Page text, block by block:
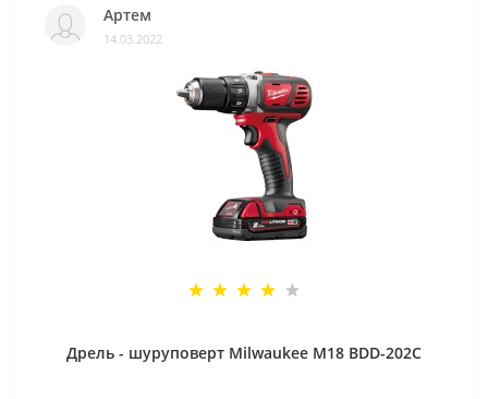
Артем
14.03.2022
Дрель - шуруповерт Milwaukee M18 BDD-202C